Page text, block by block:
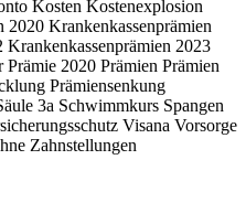
Kosten Kostenexplosion
2020 Krankenkassenprämien
Krankenkassenprämien 2023
Prämie 2020 Prämien Prämien
Prämiensenkung
3a Schwimmkurs Spangen
Visana Vorsorge
Zahnstellungen